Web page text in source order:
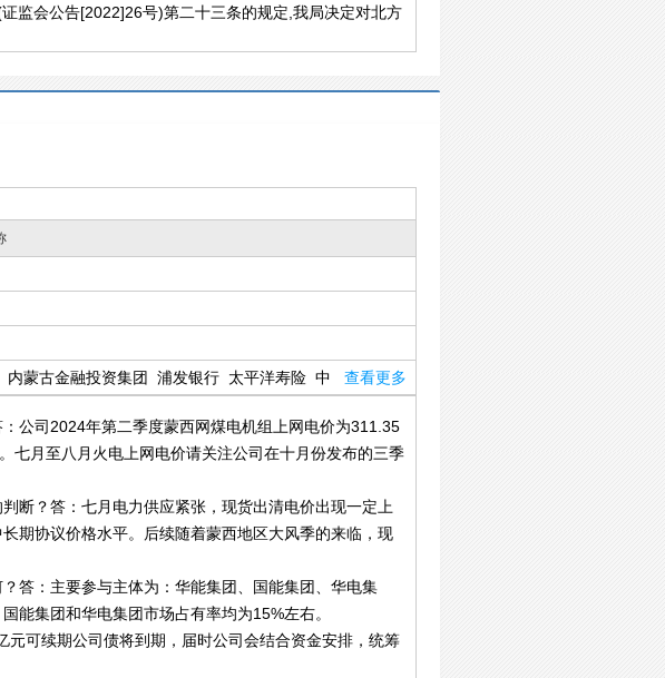
监会公告[2022]26号)第二十三条的规定,我局决定对北方
查看更多
内蒙古金融投资集团 浦发银行 太平洋寿险 中
司2024年第二季度蒙西网煤电机组上网电价为311.35
七月至八月火电上网电价请关注公司在十月份发布的三季
？答：七月电力供应紧张，现货出清电价出现一定上
期协议价格水平。后续随着蒙西地区大风季的来临，现
：主要参与主体为：华能集团、国能集团、华电集
能集团和华电集团市场占有率均为15%左右。
可续期公司债将到期，届时公司会结合资金安排，统筹